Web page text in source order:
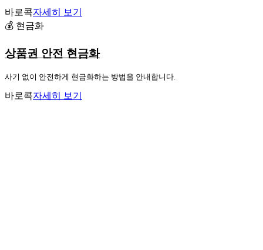
바로콕자세히 보기
💰 현금화
상품권 안전 현금화
사기 없이 안전하게 현금화하는 방법을 안내합니다.
바로콕자세히 보기